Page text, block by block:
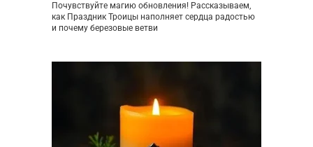
Почувствуйте магию обновления! Рассказываем,
как Праздник Троицы наполняет сердца радостью
и почему березовые ветви